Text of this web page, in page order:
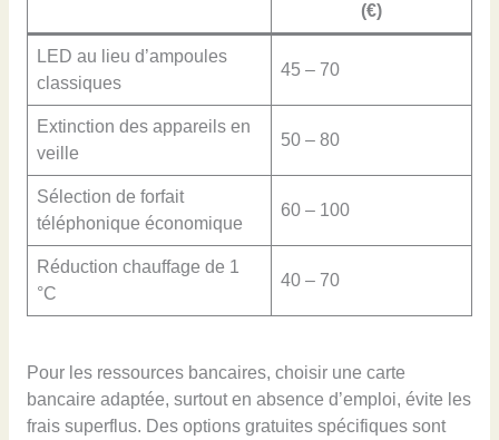
(€)
LED au lieu d’ampoules
classiques
45 – 70
Extinction des appareils en
veille
50 – 80
Sélection de forfait
téléphonique économique
60 – 100
Réduction chauffage de 1
°C
40 – 70
Pour les ressources bancaires, choisir une carte
bancaire adaptée, surtout en absence d’emploi, évite les
frais superflus. Des options gratuites spécifiques sont